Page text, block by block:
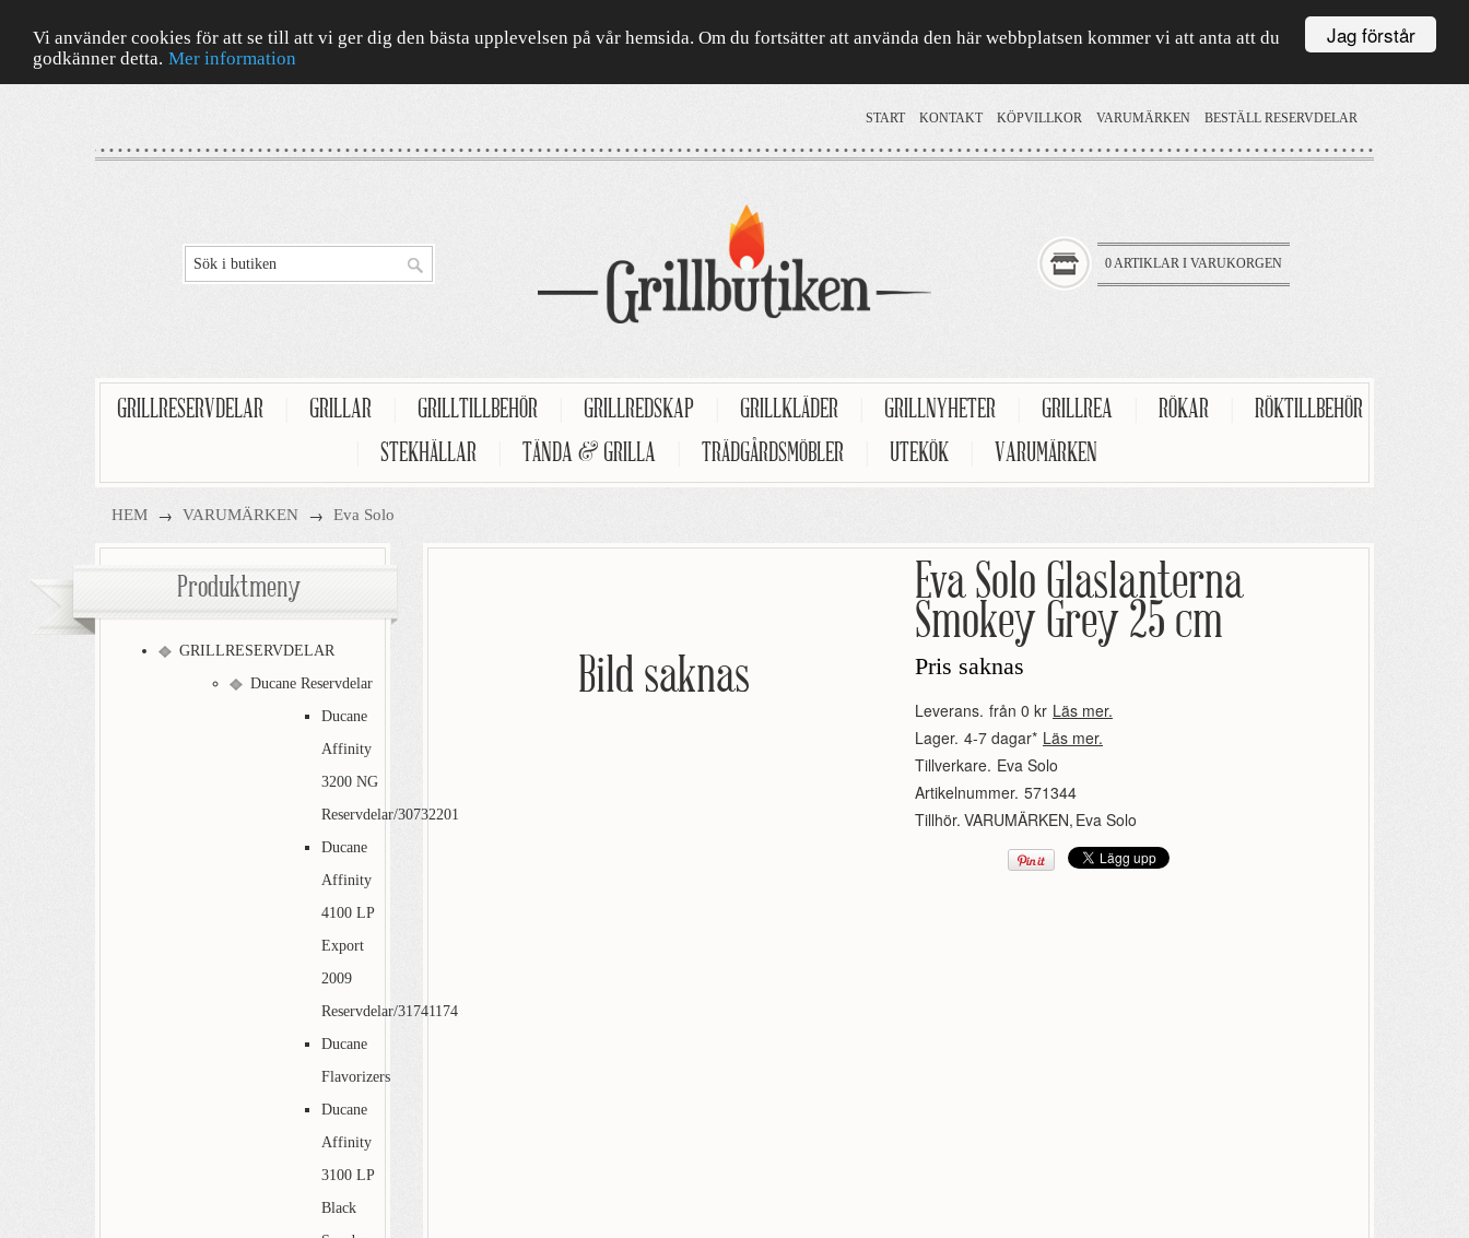
Jag förstår
Vi använder cookies för att se till att vi ger dig den bästa upplevelsen på vår hemsida. Om du fortsätter att använda den här webbplatsen kommer vi att anta att du
godkänner detta. Mer information
START KONTAKT KÖPVILLKOR VARUMÄRKEN BESTÄLL RESERVDELAR
0 ARTIKLAR I VARUKORGEN
GRILLRESERVDELAR GRILLAR GRILLTILLBEHÖR GRILLREDSKAP GRILLKLÄDER GRILLNYHETER GRILLREA RÖKAR
RÖKTILLBEHÖR
STEKHÄLLAR TÄNDA & GRILLA TRÄDGÅRDSMÖBLER UTEKÖK VARUMÄRKEN
HEM → VARUMÄRKEN → Eva Solo
Bild saknas
Eva Solo Glaslanterna
Smokey Grey 25 cm
Pris saknas
Leverans. från 0 kr Läs mer.
Lager. 4-7 dagar* Läs mer.
Tillverkare. Eva Solo
Artikelnummer. 571344
Tillhör. VARUMÄRKEN, Eva Solo
Produktmeny
GRILLRESERVDELAR
Ducane Reservdelar
Ducane
Affinity
3200 NG
Reservdelar/30732201
Ducane
Affinity
4100 LP
Export
2009
Reservdelar/31741174
Ducane
Flavorizers
Ducane
Affinity
3100 LP
Black